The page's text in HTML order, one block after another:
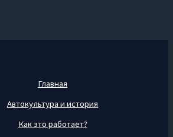
Главная
Автокультура и история
Как это работает?